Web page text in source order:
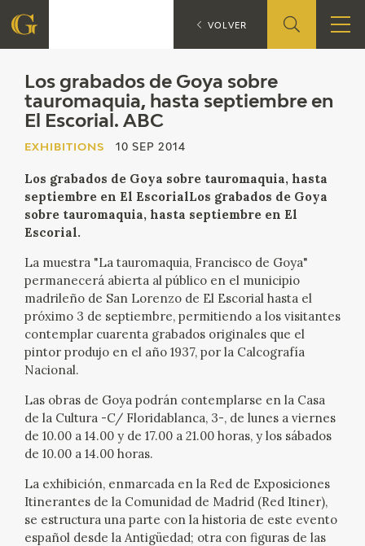
FOUNDATION
QUIENES SOMOS
CORPORATE ACTION
CONTACT
EXPOSICIONES
ACTIVIDADES
ACTUALIDAD
Los grabados de Goya sobre
tauromaquia, hasta septiembre en
El Escorial. ABC
EXHIBITIONS 10 SEP 2014
Los grabados de Goya sobre tauromaquia, hasta
septiembre en El EscorialLos grabados de Goya
sobre tauromaquia, hasta septiembre en El
Escorial.
La muestra "La tauromaquia, Francisco de Goya"
permanecerá abierta al público en el municipio
madrileño de San Lorenzo de El Escorial hasta el
próximo 3 de septiembre, permitiendo a los visitantes
contemplar cuarenta grabados originales que el
pintor produjo en el año 1937, por la Calcografía
Nacional.
Las obras de Goya podrán contemplarse en la Casa
de la Cultura -C/ Floridablanca, 3-, de lunes a viernes
de 10.00 a 14.00 y de 17.00 a 21.00 horas, y los sábados
de 10.00 a 14.00 horas.
La exhibición, enmarcada en la Red de Exposiciones
Itinerantes de la Comunidad de Madrid (Red Itiner),
se estructura una parte con la historia de este evento
español desde la Antigüedad; otra con figuras de las
EXHIBITIONS Los
VOLVER